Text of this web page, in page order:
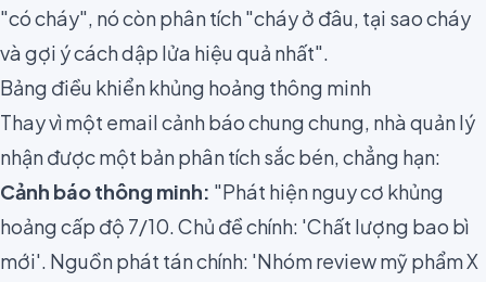
"có cháy", nó còn phân tích "cháy ở đâu, tại sao cháy
và gợi ý cách dập lửa hiệu quả nhất".
Bảng điều khiển khủng hoảng thông minh
Thay vì một email cảnh báo chung chung, nhà quản lý
nhận được một bản phân tích sắc bén, chẳng hạn:
Cảnh báo thông minh: "Phát hiện nguy cơ khủng
hoảng cấp độ 7/10. Chủ đề chính: 'Chất lượng bao bì
mới'. Nguồn phát tán chính: 'Nhóm review mỹ phẩm X